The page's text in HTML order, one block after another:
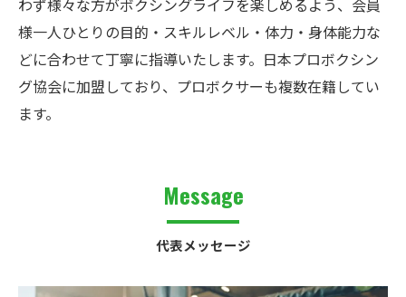
わず様々な方がボクシングライフを楽しめるよう、会員
様一人ひとりの目的・スキルレベル・体力・身体能力な
どに合わせて丁寧に指導いたします。日本プロボクシン
グ協会に加盟しており、プロボクサーも複数在籍してい
ます。
代表メッセージ
Message